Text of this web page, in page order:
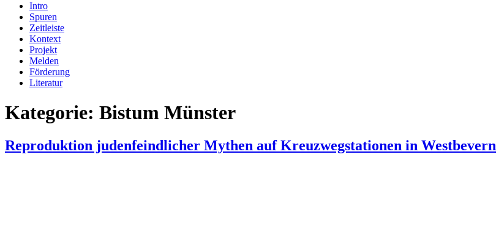
Intro
Spuren
Zeitleiste
Kontext
Projekt
Melden
Förderung
Literatur
Kategorie: Bistum Münster
Reproduktion judenfeindlicher Mythen auf Kreuzwegstationen in Westbevern